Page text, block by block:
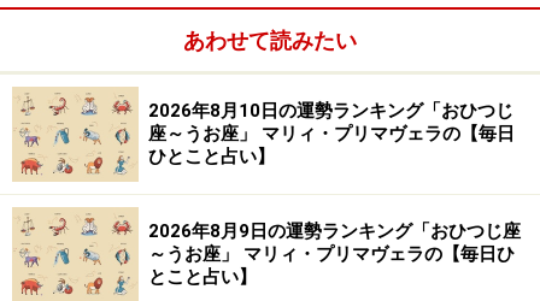
※記事内容は執筆時点のものです。最新の内容をご確認くださ
【編集部おすすめの購入サイト】
Amazonで占い関連の商品をチェック！
楽天市場で占い関連の商品をチェック！
あわせて読みたい
2026年8月10日の運勢ランキング「おひつじ
座～うお座」 マリィ・プリマヴェラの【毎日
ひとこと占い】
2026年8月9日の運勢ランキング「おひつじ座
～うお座」 マリィ・プリマヴェラの【毎日ひ
とこと占い】